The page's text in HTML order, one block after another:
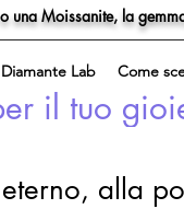
una Moissanite, la
Lab Come
il tuo
alla